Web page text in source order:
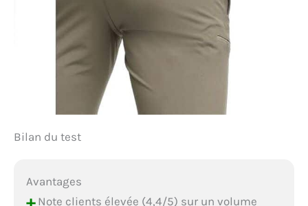
Bilan du test
Avantages
Note clients élevée (4,4/5) sur un volume